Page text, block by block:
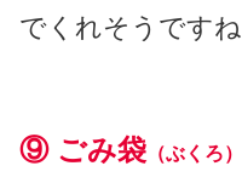
でくれそうですね
⑨ ごみ袋 （ぶくろ）